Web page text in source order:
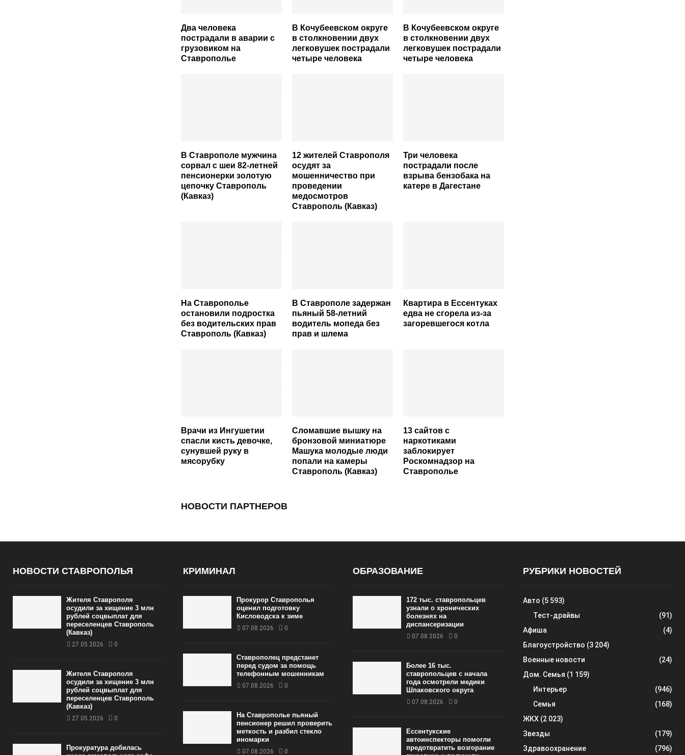
Два человека
пострадали в аварии с
грузовиком на
Ставрополье
В Кочубеевском округе
в столкновении двух
легковушек пострадали
четыре человека
В Кочубеевском округе
в столкновении двух
легковушек пострадали
четыре человека
В Ставрополе мужчина
сорвал с шеи 82-летней
пенсионерки золотую
цепочку Ставрополь
(Кавказ)
12 жителей Ставрополя
осудят за
мошенничество при
проведении
медосмотров
Ставрополь (Кавказ)
Три человека
пострадали после
взрыва бензобака на
катере в Дагестане
На Ставрополье
остановили подростка
без водительских прав
Ставрополь (Кавказ)
В Ставрополе задержан
пьяный 58-летний
водитель мопеда без
прав и шлема
Квартира в Ессентуках
едва не сгорела из-за
загоревшегося котла
Врачи из Ингушетии
спасли кисть девочке,
сунувшей руку в
мясорубку
Сломавшие вышку на
бронзовой миниатюре
Машука молодые люди
попали на камеры
Ставрополь (Кавказ)
13 сайтов с
наркотиками
заблокирует
Роскомнадзор на
Ставрополье
НОВОСТИ ПАРТНЕРОВ
НОВОСТИ СТАВРОПОЛЬЯ
Жителя Ставрополя
осудили за хищение 3 млн
рублей соцвыплат для
переселенцев Ставрополь
(Кавказ)
27.05.2026 0
Жителя Ставрополя
осудили за хищение 3 млн
рублей соцвыплат для
переселенцев Ставрополь
(Кавказ)
27.05.2026 0
Прокуратура добилась
КРИМИНАЛ
Прокурор Ставрополья
оценил подготовку
Кисловодска к зиме
07.08.2026 0
Ставрополец предстанет
перед судом за помощь
телефонным мошенникам
07.08.2026 0
На Ставрополье пьяный
пенсионер решил проверить
меткость и разбил стекло
иномарки
07.08.2026 0
ОБРАЗОВАНИЕ
172 тыс. ставропольцев
узнали о хронических
болезнях на
диспансеризации
07.08.2026 0
Более 16 тыс.
ставропольцев с начала
года осмотрели медики
Шпаковского округа
07.08.2026 0
Ессентукские
автоинспекторы помогли
предотвратить возгорание
РУБРИКИ НОВОСТЕЙ
Авто (5 593)
Тест-драйвы
(91)
Афиша
(4)
Благоустройство (3 204)
Военные новости
(24)
Дом. Семья (1 159)
Интерьер
(946)
Семья
(168)
ЖКХ(2 023)
Звезды
(179)
Здравоохранение
(796)